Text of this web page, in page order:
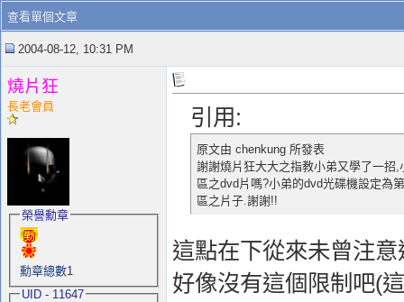
查看單個文章
2004-08-12, 10:31 PM
燒片狂
長老會員
榮譽勳章
勳章總數1
UID - 11647
引用:
原文由 chenkung 所發表
謝謝燒片狂大大之指教小弟又學了一招
區之dvd片嗎?小弟的dvd光碟機設定為
區之片子.謝謝!!
這點在下從來未曾注
好像沒有這個限制吧(